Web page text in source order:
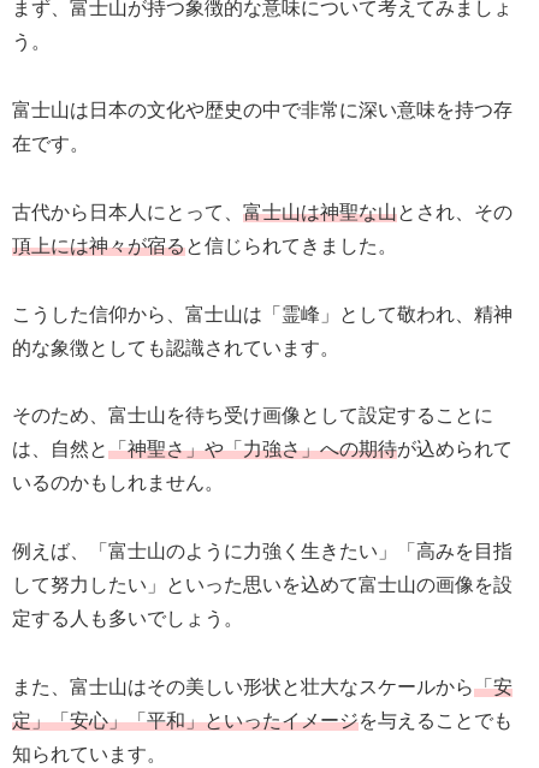
まず、富士山が持つ象徴的な意味について考えてみましょ
う。
富士山は日本の文化や歴史の中で非常に深い意味を持つ存
在です。
古代から日本人にとって、 富士山は神聖な山とされ、その
頂上には神々が宿ると信じられてきました。
こうした信仰から、富士山は「霊峰」として敬われ、精神
的な象徴としても認識されています。
そのため、富士山を待ち受け画像として設定することに
は、自然と「神聖さ」や「力強さ」への期待が込められて
いるのかもしれません。
例えば、「富士山のように力強く生きたい」「高みを目指
して努力したい」といった思いを込めて富士山の画像を設
定する人も多いでしょう。
また、富士山はその美しい形状と壮大なスケールから「安
定」「安心」「平和」といったイメージを与えることでも
知られています。